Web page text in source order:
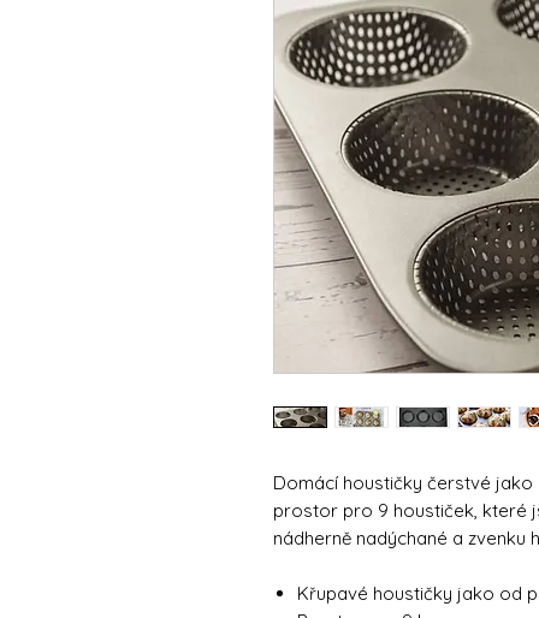
Domácí houstičky čerstvé
prostor pro 9 houstiček, které
nádherně nadýchané a zvenku
Křupavé houstičky jako od